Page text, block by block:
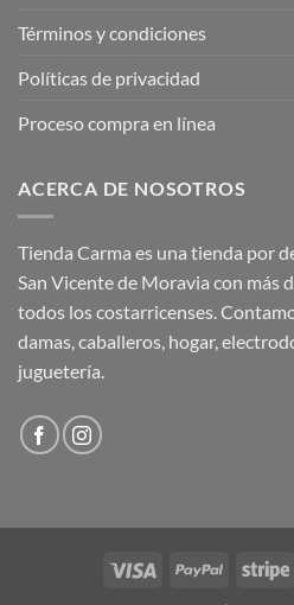
Términos y condiciones
Políticas de privacidad
Proceso compra en línea
ACERCA DE NOSOTROS
Tienda Carma es una tienda por
San Vicente de Moravia con más
todos los costarricenses.
damas, caballeros, hogar,
juguetería.
Visa PayPal